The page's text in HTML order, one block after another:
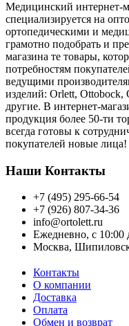
Медицинский интернет-
специализируется на
ортопедическими и
грамотно подобрать и
магазина те товары,
потребностям
ведущими
изделий: Orlett, Ottobock,
другие. В интернет-
продукция более 50-ти
всегда готовы к
покупателей новые лица!
Наши Контакты
+7 (495) 295-66-54
+7 (926) 807-34-36
info@ortolett.ru
Ежедневно, с 10:00
Москва,
Контакты
О компании
Доставка
Оплата
Обмен и возврат